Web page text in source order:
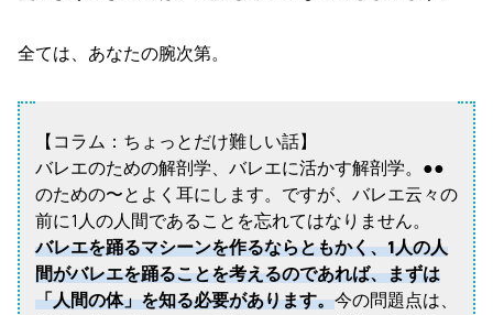
全ては、あなたの腕次第。
【コラム：ちょっとだけ難しい話】
バレエのための解剖学、バレエに活かす解剖学。●●
のための〜とよく耳にします。ですが、バレエ云々の
前に1人の人間であることを忘れてはなりません。
バレエを踊るマシーンを作るならともかく、1人の人
間がバレエを踊ることを考えるのであれば、まずは
「人間の体」を知る必要があります。今の問題点は、